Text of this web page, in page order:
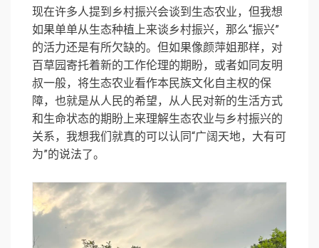
现在许多人提到乡村振兴会谈到生态农业，但我想
如果单单从生态种植上来谈乡村振兴，那么“振兴”
的活力还是有所欠缺的。但如果像颜萍姐那样，对
百草园寄托着新的工作伦理的期盼，或者如同友明
叔一般，将生态农业看作本民族文化自主权的保
障，也就是从人民的希望，从人民对新的生活方式
和生命状态的期盼上来理解生态农业与乡村振兴的
关系，我想我们就真的可以认同“广阔天地，大有可
为”的说法了。